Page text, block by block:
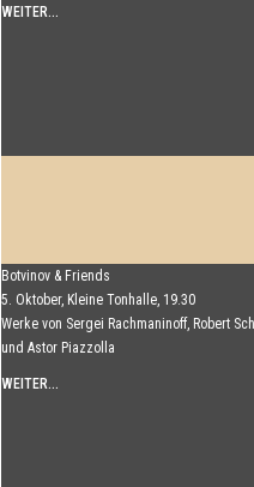
WEITER...
Botvinov & Friends
5. Oktober, Kleine Tonhalle, 19.30
Werke von Sergei Rachmaninoff, Robert
und Astor Piazzolla
WEITER...